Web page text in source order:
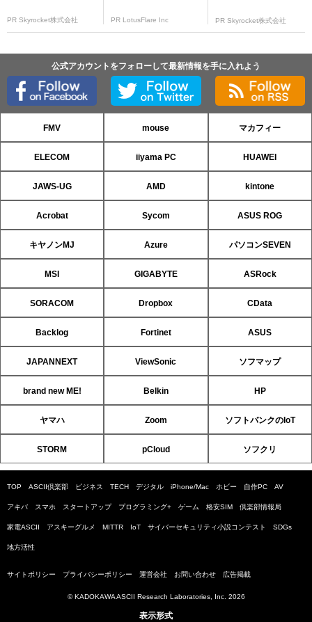
PR Skyrocket株式会社 PR LotusFlare Inc PR Skyrocket株式会社
公式アカウントをフォローして最新情報を手に入れよう
FMV mouse マカフィー
ELECOM iiyama PC HUAWEI
JAWS-UG AMD kintone
Acrobat Sycom ASUS ROG
キヤノンMJ Azure パソコンSEVEN
MSI GIGABYTE ASRock
SORACOM Dropbox CData
Backlog Fortinet ASUS
JAPANNEXT ViewSonic ソフマップ
brand new ME! Belkin HP
ヤマハ Zoom ソフトバンクのIoT
STORM pCloud ソフクリ
TOP ASCII倶楽部 ビジネス TECH デジタル iPhone/Mac ホビー 自作PC AV
アキバ スマホ スタートアップ プログラミング+ ゲーム 格安SIM 倶楽部情報局
家電ASCII アスキーグルメ MITTR IoT サイバーセキュリティ小説コンテスト SDGs
地方活性
サイトポリシー プライバシーポリシー 運営会社 お問い合わせ 広告掲載
© KADOKAWA ASCII Research Laboratories, Inc. 2026
表示形式